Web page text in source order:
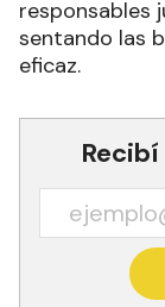
responsables
sentando las
eficaz.